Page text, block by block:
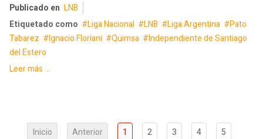
Publicado en LNB
Etiquetado como
Liga Nacional LNB Liga Argentina
Pato
Tabarez
Ignacio Floriani Quimsa
Independiente de Santiago
del Estero
Leer más ...
Inicio Anterior 1 2 3 4
5